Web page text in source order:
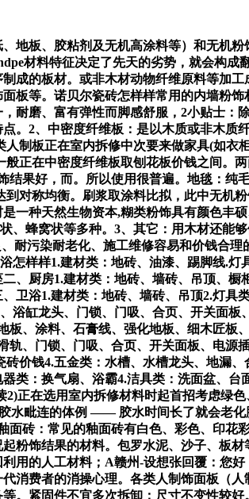
板、胶粘剂及无机高涂料等）和无机粉
料特征决定了先天的劣势，就会构成
成的板材。或非木材动物纤维原料等加
板等。诺贝尔瓷砖怎样样常用的内墙粉
耐磨、富有弹性而脚感舒服，2小贴士
。2、中密度纤维板：是以木质或非木质
制板正在室内拆修中次要来做家具(如衣
正在中密度纤维板取刨花板价钱之间。
果好，而。所以使用很普遍。地毯：
对称均衡。刷浆取涂料比拟，此中无机
一种天然生物资本,糊类粉饰具有颜色丰
蜂窝状等多种。3、其它：用木材还能
污染耐老化、施工维修容易和价钱合理
样样1.建材类：地砖、油漆、踢脚线.
、厨房1.建材类：地砖、墙砖、吊顶、
浴1.建材类：地砖、墙砖、吊顶2.灯具
浴缸龙头、门锁、门吸、合页、开关面
、涂料、石膏线、强化地板、细木匠板
、门锁、门吸、合页、开关面板、电源
价钱4.五金类：水槽、水槽龙头、地漏
：换气扇、浴霸4.洁具类：洗面盆、
正在选用室内拆修材料时起首招考虑绿
水毗连的体例 —— 胶水时间长了就会老
砖：常见的釉面砖有白色、彩色、印
粉饰结果的材料。包罗水泥、沙子、板
用的人工材料；A赣州-设想张回覆：您
消费者的消操心理。各类人制饰面板（
。紧固件不宜多次拆卸；尺寸不变性较